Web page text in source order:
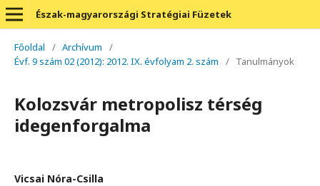
Észak-magyarországi Stratégiai Füzetek
Főoldal / Archívum
/
Évf. 9 szám 02 (2012): 2012. IX. évfolyam 2. szám
/ Tanulmányok
Kolozsvár metropolisz térség
idegenforgalma
Vicsai Nóra-Csilla